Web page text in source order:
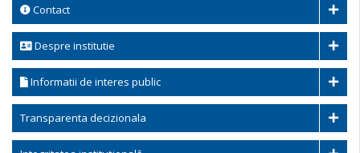
Contact
Despre institutie
Informatii de interes public
Transparenta decizionala